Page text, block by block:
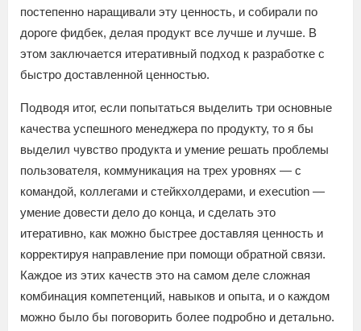
постепенно наращивали эту ценность, и собирали по
дороге фидбек, делая продукт все лучше и лучше. В
этом заключается итеративный подход к разработке с
быстро доставленной ценностью.
Подводя итог, если попытаться выделить три основные
качества успешного менеджера по продукту, то я бы
выделил чувство продукта и умение решать проблемы
пользователя, коммуникация на трех уровнях — с
командой, коллегами и стейкхолдерами, и execution —
умение довести дело до конца, и сделать это
итеративно, как можно быстрее доставляя ценность и
корректируя направление при помощи обратной связи.
Каждое из этих качеств это на самом деле сложная
комбинация компетенций, навыков и опыта, и о каждом
можно было бы поговорить более подробно и детально.